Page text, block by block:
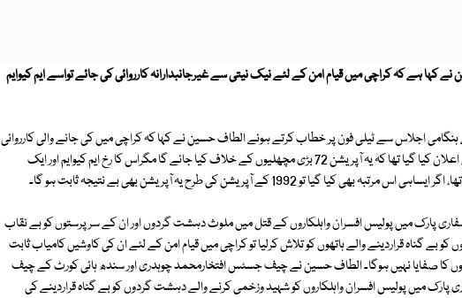
کہا ہے کہ کراچی میں قیام امن کے لئے نیک نیتی سے غیرجانبدارانہ کارروائی کی جائے تواسے ایم کیوایم
ہنگامی اجلاس سے ٹیلی فون پر خطاب کرتے ہوئے الطاف حسین نے کہا کہ کراچی میں کی جانے والی کارروائی
1992 کے آپریشن کی طرح نہ ہو جس میں اعلان کیا گیا تھا کہ یہ آپریشن 72 بڑی مچھلیوں کے خلاف کیا جائے گا مگراس کا رخ ایم کیوایم اور ایک
تو 1992 کے آپریشن کی طرح یہ آپریشن بھی بے نتیجہ ثابت ہو گا۔
پارک میں پولیس افسران واہلکاروں کے قتل میں ملوث دہشت گردوں اور ان کے سرپرستوں کو بے نقاب
بے گناہ قراردینے والے ہاتھوں کو تلاش کرلیا تو کراچی میں قیام امن کے لئے ان کی کاوشیں کامیاب ثابت
کا صفایا نہیں ہوگا۔ الطاف حسین نے چیف جسٹس افتخارمحمد چوہدری اور سندھ ہائی کورٹ کے چیف
میں پولیس افسران واہلکاروں کو شہید وزخمی کرنے والے دہشت گردوں کو بے گناہ قراردینے کی